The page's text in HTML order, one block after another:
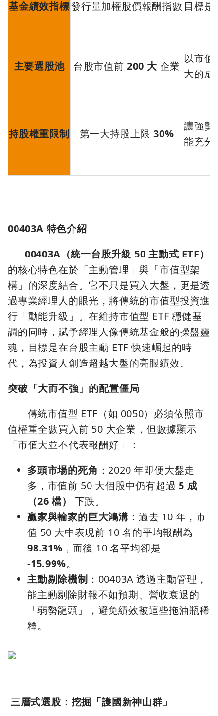
基金績效指標發行量加權股價報酬指數 目標是
主要選股池 台股市值前 200 大 企業
以市值
大的成
持股權重限制 第一大持股上限 30%
讓強勢
能充分
00403A 特色介紹
00403A（統一台股升級 50 主動式 ETF）
的核心特色在於「主動管理」與「市值型架
構」的深度結合。它不只是買入大盤，更是透
過專業經理人的眼光，將傳統的市值型投資進
行「動能升級」。在維持市值型 ETF 穩健基
調的同時，賦予經理人像傳統基金般的操盤靈
魂，目標是在台股主動 ETF 快速崛起的時
代，為投資人創造超越大盤的亮眼績效。
突破「大而不強」的配置僵局
傳統市值型 ETF（如 0050）必須依照市
值權重全數買入前 50 大企業，但數據顯示
「市值大並不代表報酬好」：
多頭市場的死角 ：2020 年即便大盤走
多，市值前 50 大個股中仍有超過 5 成
（26 檔）
下跌。
贏家與輸家的巨大鴻溝 ：過去 10 年，市
值 50 大中表現前 10 名的平均報酬為
98.31% ，而後 10 名平均卻是
-15.99%。
主動剔除機制 ：00403A 透過主動管理，
能主動剔除財報不如預期、營收衰退的
「弱勢龍頭」，避免績效被這些拖油瓶稀
釋。
三層式選股：挖掘「護國新神山群」